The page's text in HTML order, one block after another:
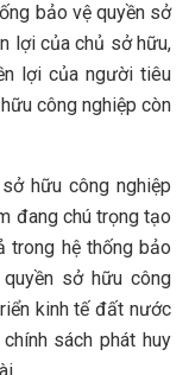
bảo vệ quyền sở
lợi của chủ sở hữu,
lợi của người tiêu
công nghiệp còn
hữu công nghiệp
đang chú trọng tạo
trong hệ thống bảo
sở hữu công
kinh tế đất nước
sách phát huy